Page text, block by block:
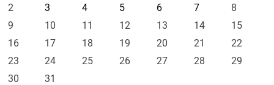
2
3 4 5 6 7
8
9
10 11 12 13 14
15
16
17 18 19 20 21
22
23
24 25 26 27 28
29
30
31